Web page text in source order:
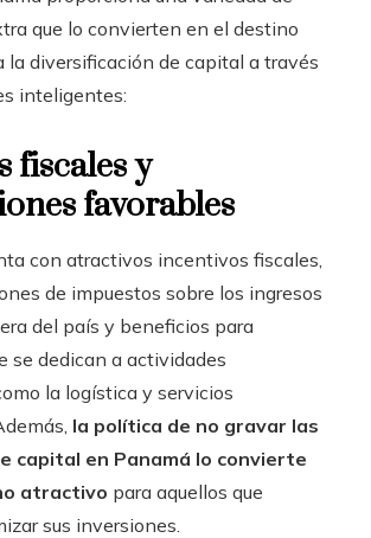
que lo convierten en el destino
la diversificación de capital a través
inteligentes:
fiscales y
favorables
con atractivos incentivos fiscales,
de impuestos sobre los ingresos
del país y beneficios para
se dedican a actividades
la logística y servicios
la política de no gravar las
capital en Panamá lo convierte
atractivo para aquellos que
sus inversiones.